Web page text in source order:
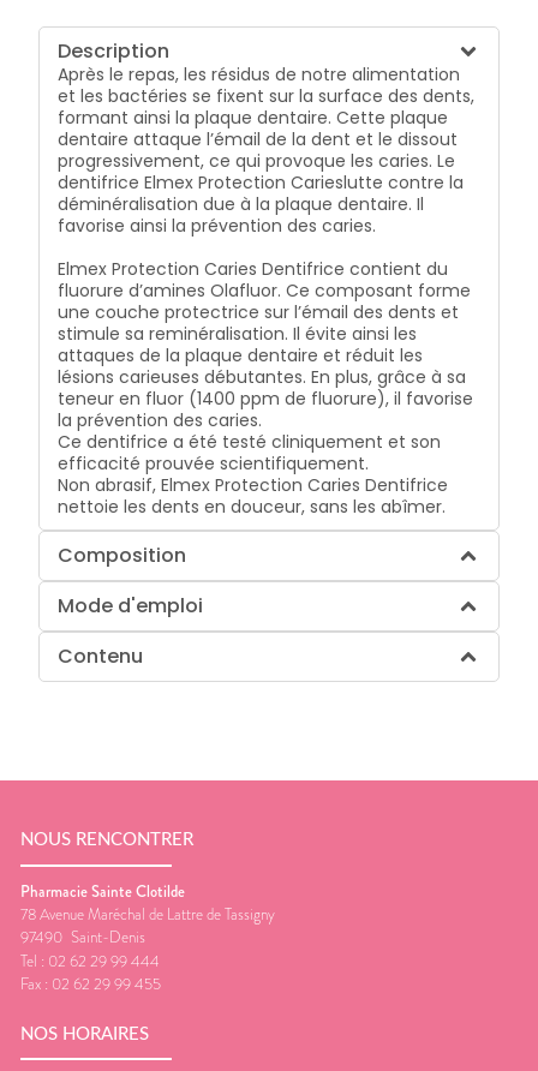
Description
Après le repas, les résidus de notre alimentation
et les bactéries se fixent sur la surface des dents,
formant ainsi la plaque dentaire. Cette plaque
dentaire attaque l’émail de la dent et le dissout
progressivement, ce qui provoque les caries. Le
dentifrice Elmex Protection Carieslutte contre la
déminéralisation due à la plaque dentaire. Il
favorise ainsi la prévention des caries.
Elmex Protection Caries Dentifrice contient du
fluorure d’amines Olafluor. Ce composant forme
une couche protectrice sur l’émail des dents et
stimule sa reminéralisation. Il évite ainsi les
attaques de la plaque dentaire et réduit les
lésions carieuses débutantes. En plus, grâce à sa
teneur en fluor (1400 ppm de fluorure), il favorise
la prévention des caries.
Ce dentifrice a été testé cliniquement et son
efficacité prouvée scientifiquement.
Non abrasif, Elmex Protection Caries Dentifrice
nettoie les dents en douceur, sans les abîmer.
Composition
Mode d'emploi
Contenu
NOUS RENCONTRER
Pharmacie Sainte Clotilde
78 Avenue Maréchal de Lattre de Tassigny
97490 Saint-Denis
Tel : 02 62 29 99 444
Fax : 02 62 29 99 455
NOS HORAIRES